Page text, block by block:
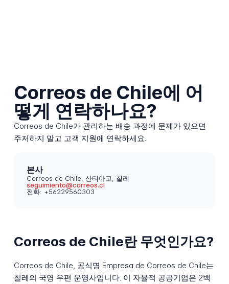
Correos de Chile에 어
떻게 연락하나요?
Correos de Chile가 관리하는 배송 과정에 문제가 있으면
주저하지 말고 고객 지원에 연락하세요.
본사
Correos de Chile, 산티아고, 칠레
seguimiento@correos.cl
전화: +56229560303
Correos de Chile란 무엇인가요?
Correos de Chile, 공식명 Empresa de Correos de Chile는
칠레의 국영 우편 운영사입니다. 이 자율적 공공기업은 2백